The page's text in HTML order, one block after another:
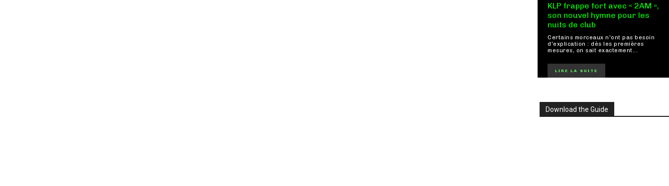
KLP frappe fort avec « 2AM »,
son nouvel hymne pour les
nuits de club
Certains morceaux n'ont pas besoin
d'explication : dès les premières
mesures, on sait exactement...
LIRE LA SUITE
Download the Guide